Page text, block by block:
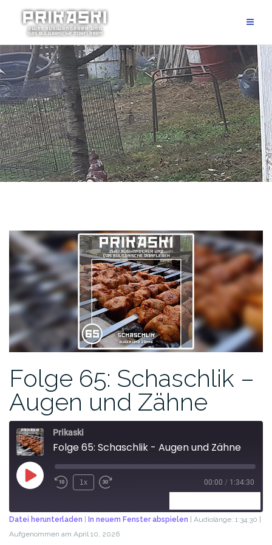
Folge 65: Schaschlik –
Augen und Zähne
Prikaski
Folge 65: Schaschlik - Augen und Zähne
1x 00:00 / 1:34:30
TEILEN
Datei herunterladen In neuem Fenster abspielen Audiolänge: 1:34:30
Aufgenommen am April 10, 2026